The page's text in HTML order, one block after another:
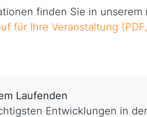
finden Sie in unserem
für Ihre Veranstaltung
Laufenden
Entwicklungen in